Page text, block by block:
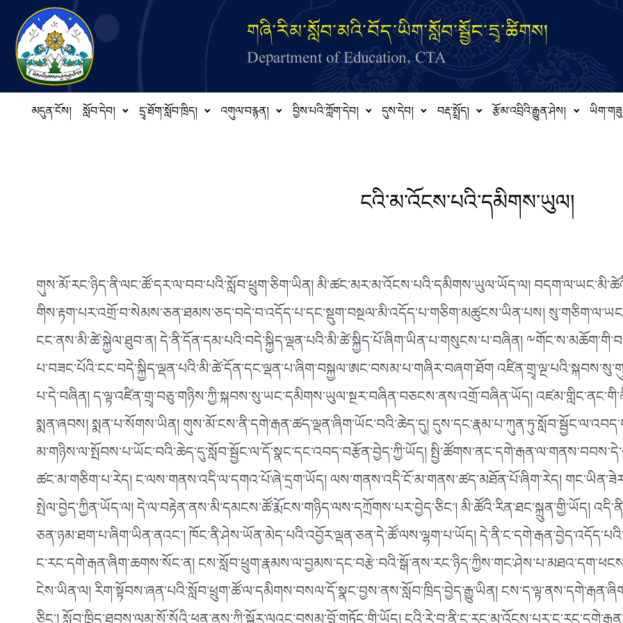
Skip to main content
གཞི་རིམ་སློབ་མའི་བོད་ཡིག་སློབ་སྦྱོང་དྲྭ་ཚིགས།
Department of Education, CTA
མདུན་ངོས། སློབ་དེབ། དྲྭ་ཐོག་སློབ་ཁྲིད། འགུལ་བརྙན། བྱིས་པའི་ཀློག་དེབ། དུས་དེབ། བརྡ་སྤྲོད། རྩོམ་འབྲིའི་རྒྱུན་ཤེས།
ངའི་མ་འོངས་པའི་དམིགས་ཡུལ།
གུས་མོ་རང་ཉིད་ནི་ལང་ཚོ་དར་ལ་བབ་པའི་སློབ་ཕྲུག་ཅིག་ཡིན། མི་ཚང་མར་མ་འོངས་པའི་དམིགས་ཡུལ་ཡོད་ལ།
གིས་རྟག་པར་འགྲོ་བ་སེམས་ཅན་ཐམས་ཅད་བདེ་བ་འདོད་པ་དང་སྡུག་བསྔལ་མི་འདོད་པ་གཅིག་མཚུངས་ཡིན་པས།
ངང་ནས་མི་ཚེ་སྐྱེལ་ཐུབ་ན། དེ་ནི་དོན་དམ་པའི་བདེ་སྐྱིད་ལྡན་པའི་མི་ཚེ་སྐྱིད་པོ་ཞིག་ཡིན་པ་གསུངས་པ་བཞིན།
པ་བཟང་པོའི་ངང་བདེ་སྐྱིད་ལྡན་པའི་མི་ཚེ་དོན་དང་ལྡན་པ་ཞིག་བསྐྱལ་ཨང་བསམ་པ་གཞིར་བཞག་ཐོག
པ་དེ་བཞིན། ད་ལྟ་འཛིན་གྲྭ་བཅུ་གཉིས་ཀྱི་སྐབས་སུ་ཡང་དམིགས་ཡུལ་སྔར་བཞིན་བཅངས་ནས་འགྲོ་བཞིན་ཡོད།
སྨན་ཞབས། སྨན་པ་སོགས་ཡིན། གུས་མོ་ངས་ནི་དགེ་རྒན་ཚད་ལྡན་ཞིག་ཡོང་བའི་ཆེད་དུ།
མ་གཉིས་ལ་སྤོབས་པ་ཡོང་བའི་ཆེད་དུ་སློབ་སྦྱོང་ལ་དོ་སྣང་དང་འབད་བརྩོན་བྱེད་ཀྱི་ཡོད།
ཚང་མ་གཅིག་པ་རེད། ང་ལས་གནས་འདི་ལ་དགའ་པོ་ཞེ་དྲག་ཡོད། ལས་གནས་འདི་ངོ་མ་གནས་ཚད་མཐོན་པོ་ཞིག་རེད།
སྤེལ་བྱེད་ཀྱིན་ཡོད་ལ། དེ་ལ་བརྟེན་ནས་མི་དམངས་ཚོ་རྨོངས་གཉིད་ལས་དཀྲོགས་པར་བྱེད་ཅིང་། མི་ཚོའི་རིན་ཐང་སྐྲུན་གྱི་ཡོད།
ཅན་ཉམ་ཐག་པ་ཞིག་ཡིན་ནའང་། ཁོང་ནི་ཤེས་ཡོན་མེད་པའི་འབྱོར་ལྡན་ཅན་དེ་ཚོ་ལས་ལྷག་པ་ཡོད།
ང་རང་དགེ་རྒན་ཞིག་ཆགས་སོང་ན།
ངེས་ཡིན་ལ། རིག་སྟོབས་ཞན་པའི་སློབ་ཕྲུག་ཚོ་ལ་དམིགས་བསལ་དོ་སྣང་བྱས་ནས་སློབ་ཁྲིད་བྱེད་རྒྱུ་ཡིན།